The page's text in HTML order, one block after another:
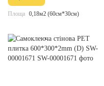
Площа 0,18м2 (60см*30см)